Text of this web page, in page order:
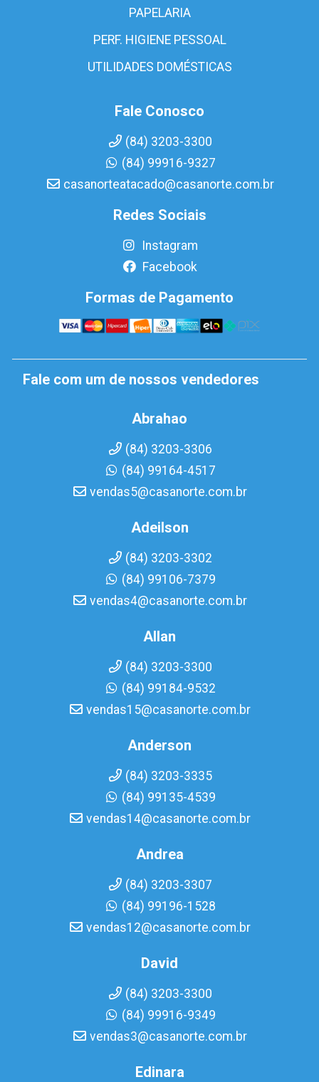
PAPELARIA
PERF. HIGIENE PESSOAL
UTILIDADES DOMÉSTICAS
Fale Conosco
(84) 3203-3300
(84) 99916-9327
casanorteatacado@casanorte.com.br
Redes Sociais
Instagram
Facebook
Formas de Pagamento
Fale com um de nossos vendedores
Abrahao
(84) 3203-3306
(84) 99164-4517
vendas5@casanorte.com.br
Adeilson
(84) 3203-3302
(84) 99106-7379
vendas4@casanorte.com.br
Allan
(84) 3203-3300
(84) 99184-9532
vendas15@casanorte.com.br
Anderson
(84) 3203-3335
(84) 99135-4539
vendas14@casanorte.com.br
Andrea
(84) 3203-3307
(84) 99196-1528
vendas12@casanorte.com.br
David
(84) 3203-3300
(84) 99916-9349
vendas3@casanorte.com.br
Edinara